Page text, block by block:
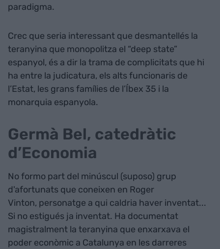
paradigma.
Crec que seria interessant que desmantellés la
teranyina que monopolitza el “deep state”
espanyol, és a dir la trama de complicitats que hi
ha entre la judicatura, els alts funcionaris de
l’Estat, les grans famílies de l’Íbex 35 i la
monarquia espanyola.
Germà Bel, catedràtic
d’Economia
No formo part del minúscul (suposo) grup
d'afortunats que coneixen en Roger
Vinton, personatge a qui caldria haver inventat...
Si no estigués ja inventat. Ha documentat
magistralment la teranyina que enxarxava el
poder econòmic a Catalunya en les darreres